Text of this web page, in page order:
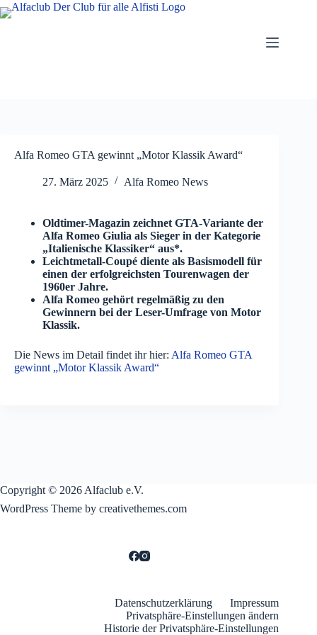
Zum
Inhalt
Alfa Romeo GTA gewinnt „Motor Klassik Award“
27. März 2025 Alfa Romeo News
Oldtimer-Magazin zeichnet GTA-Variante der
Alfa Romeo Giulia als Sieger in der Kategorie
„Italienische Klassiker“ aus*.
Leichtmetall-Coupé diente als Basismodell für
einen der erfolgreichsten Tourenwagen der
1960er Jahre.
Alfa Romeo gehört regelmäßig zu den
Gewinnern bei der Leser-Umfrage von Motor
Klassik.
Die News im Detail findet ihr hier: Alfa Romeo GTA
gewinnt „Motor Klassik Award“
Copyright © 2026 Alfaclub e.V.
WordPress Theme by creativethemes.com
Datenschutzerklärung
Impressum
Privatsphäre-Einstellungen ändern
Historie der Privatsphäre-Einstellungen